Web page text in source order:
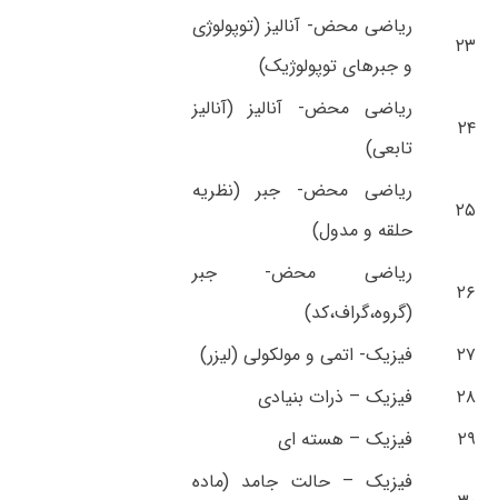
۲۳
ریاضی محض- آنالیز (توپولوژی
و جبرهای توپولوژیک)
۲۴
ریاضی محض- آنالیز (آنالیز
تابعی)
۲۵
ریاضی محض- جبر (نظریه
حلقه و مدول)
۲۶
ریاضی محض- جبر
(گروه،گراف،کد)
۲۷
فیزیک- اتمی و مولکولی (لیزر)
۲۸
فیزیک – ذرات بنیادی
۲۹
فیزیک – هسته ای
فیزیک – حالت جامد (ماده